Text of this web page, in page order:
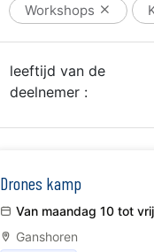
Workshops
leeftijd van de
deelnemer :
Drones kamp
Van maandag 10 tot
Ganshoren